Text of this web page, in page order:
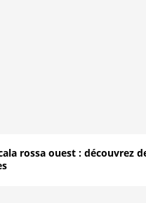
rossa ouest : découvrez